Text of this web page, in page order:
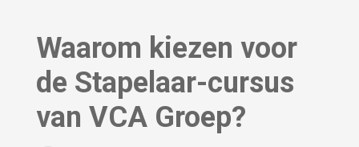
Waarom kiezen voor
de Stapelaar-cursus
van VCA Groep?